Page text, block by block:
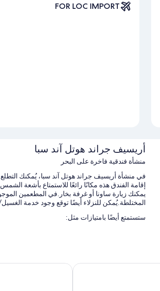
FOR LOC IMPORT
أريسيف جراند هوتل آند سبا
منشأة فندقية فاخرة على البحر
في منشأة أريسيف جراند هوتل آند سبا، يُمكنك
إقامة الفندق هذه مكانًا رائعًا للاستمتاع بأشعة
يمكنك زيارة ساونا أو غرفة بخار.في المطعمين
المختلطة.يُمكن للنزلاء أيضًا توقع وجود خدمة الغسيل/التنظيف الجاف، و2
ستستمتع أيضًا بامتيازات مثل:
مظلات على الشاطئ، وخدمات الاستعلامات
Hotel Miramar